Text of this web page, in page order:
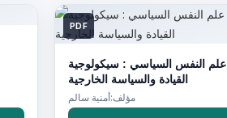
PDF
علم النفس السياسي : سيكولوجية
القيادة والسياسة الخارجية
مؤلف:أمنية سالم